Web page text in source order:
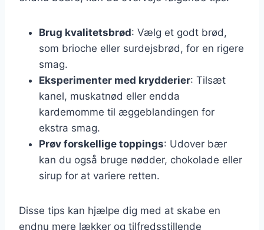
Brug kvalitetsbrød: Vælg et godt brød,
som brioche eller surdejsbrød, for en rigere
smag.
Eksperimenter med krydderier: Tilsæt
kanel, muskatnød eller endda
kardemomme til æggeblandingen for
ekstra smag.
Prøv forskellige toppings: Udover bær
kan du også bruge nødder, chokolade eller
sirup for at variere retten.
Disse tips kan hjælpe dig med at skabe en
endnu mere lækker og tilfredsstillende